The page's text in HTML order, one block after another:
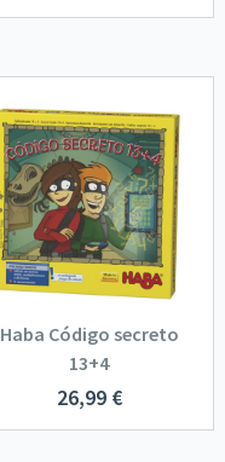
Haba Código secreto
13+4
26,99 €